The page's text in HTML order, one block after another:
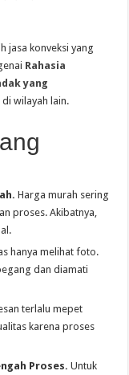
jasa konveksi yang
Rahasia
yang
wilayah lain.
Harga murah sering
proses. Akibatnya,
hanya melihat foto.
dan diamati
terlalu mepet
karena proses
Proses. Untuk